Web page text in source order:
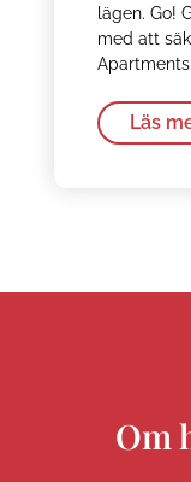
lägen. Go!
med att
Apartments.
Läs
Om